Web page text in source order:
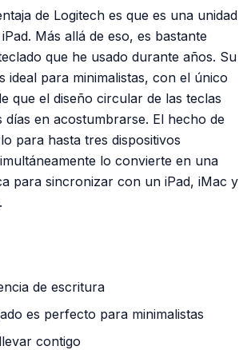
de Logitech es que es una unidad
Más allá de eso, es bastante
que he usado durante años. Su
ideal para minimalistas, con el único
que el diseño circular de las teclas
en acostumbrarse. El hecho de
para hasta tres dispositivos
lo convierte en una
para sincronizar con un iPad, iMac y
de escritura
es perfecto para minimalistas
contigo